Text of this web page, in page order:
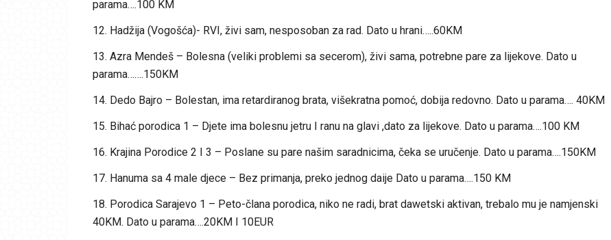
parama….100 KM
12. Hadžija (Vogošća)- RVI, živi sam, nesposoban za rad. Dato u hrani…..60KM
13. Azra Mendeš – Bolesna (veliki problemi sa secerom), živi sama, potrebne pare za lijekove. Dato u
parama…….150KM
14. Dedo Bajro – Bolestan, ima retardiranog brata, višekratna pomoć, dobija redovno. Dato u parama…. 40KM
15. Bihać porodica 1 – Djete ima bolesnu jetru I ranu na glavi ,dato za lijekove. Dato u parama….100 KM
16. Krajina Porodice 2 I 3 – Poslane su pare našim saradnicima, čeka se uručenje. Dato u parama….150KM
17. Hanuma sa 4 male djece – Bez primanja, preko jednog daije Dato u parama….150 KM
18. Porodica Sarajevo 1 – Peto-člana porodica, niko ne radi, brat dawetski aktivan, trebalo mu je namjenski
40KM. Dato u parama….20KM I 10EUR